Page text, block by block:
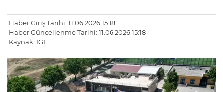
Haber Giriş Tarihi: 11.06.2026 15:18
Haber Güncellenme Tarihi: 11.06.2026 15:18
Kaynak: IGF